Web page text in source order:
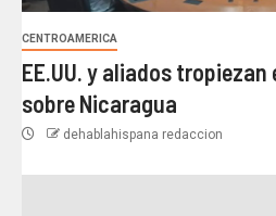
CENTROAMERICA
EE.UU. y aliados tropiezan
sobre Nicaragua
dehablahispana redaccion